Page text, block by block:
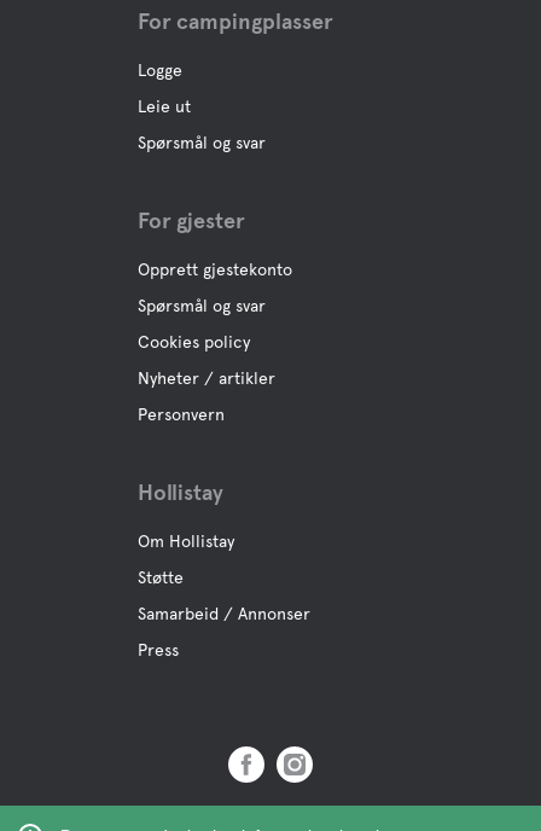
For campingplasser
Logge
Leie ut
Spørsmål og svar
For gjester
Opprett gjestekonto
Spørsmål og svar
Cookies policy
Nyheter / artikler
Personvern
Hollistay
Om Hollistay
Støtte
Samarbeid / Annonser
Press